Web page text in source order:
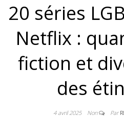
20 séries
Netflix :
fiction et
des
4 avril 2025 Non Par